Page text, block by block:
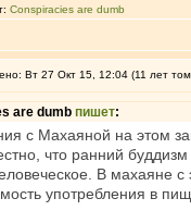
Conspiracies are dumb
Вт 27 Окт 15, 12:04 (11 лет
are dumb пишет:
с Махаяной на этом
что ранний
В махаяне
употребления в